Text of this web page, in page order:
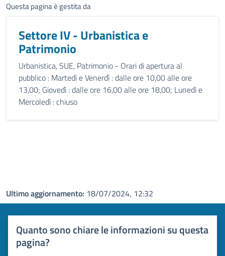
Questa pagina è gestita da
Settore IV - Urbanistica e
Patrimonio
Urbanistica, SUE, Patrimonio - Orari di apertura al
pubblico : Martedì e Venerdì : dalle ore 10,00 alle ore
13,00; Giovedì : dalle ore 16,00 alle ore 18,00; Lunedì e
Mercoledì : chiuso
Ultimo aggiornamento: 18/07/2024, 12:32
Quanto sono chiare le informazioni su questa
pagina?